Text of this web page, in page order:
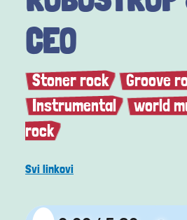
CEO
Stoner rock
Groove
Instrumental
world
rock
Svi linkovi